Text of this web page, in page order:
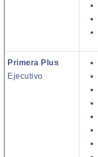
Primera Plus
Ejecutivo